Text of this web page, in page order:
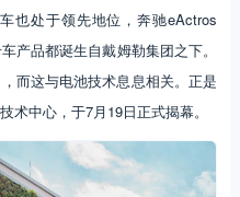
也处于领先地位，奔驰eActros
产品都诞生自戴姆勒集团之下。
而这与电池技术息息相关。正是
术中心，于7月19日正式揭幕。